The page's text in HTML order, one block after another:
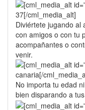
Diviértete jugando al
con amigos o con tu
acompañantes o
venir.
No importa tu edad
bien disparando a